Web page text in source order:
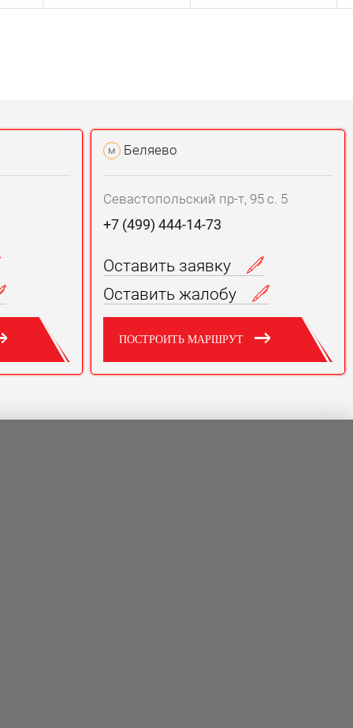
м Беляево
Севастопольский пр-т, 95 с. 5
+7 (499) 444-14-73
Оставить заявку
Оставить жалобу
ПОСТРОИТЬ МАРШРУТ